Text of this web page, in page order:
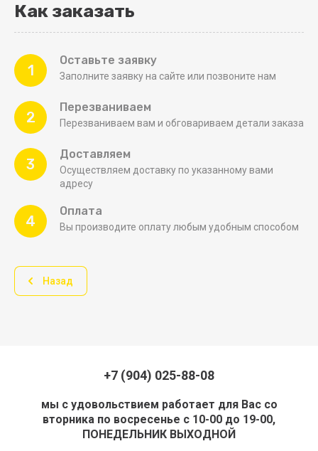
Как заказать
1
Оставьте заявку
Заполните заявку на сайте или позвоните нам
2
Перезваниваем
Перезваниваем вам и обговариваем детали заказа
3
Доставляем
Осуществляем доставку по указанному вами
адресу
4
Оплата
Вы производите оплату любым удобным способом
Назад
+7 (904) 025-88-08
мы с удовольствием работает для Вас со
вторника по восресенье с 10-00 до 19-00,
ПОНЕДЕЛЬНИК ВЫХОДНОЙ